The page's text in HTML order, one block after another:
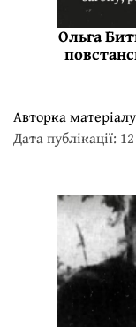
Ольга
Авторка
Дата публікації: